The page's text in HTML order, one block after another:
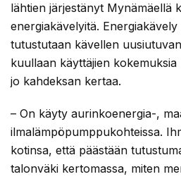
lähtien järjestänyt Mynämäellä
energiakävelyitä.
tutustutaan kävellen
kuullaan käyttäjien
jo kahdeksan kertaa.
– On käyty aurinkoenergia-,
ilmalämpöpumppukohteissa.
kotinsa, että päästään
talonväki kertomassa, miten